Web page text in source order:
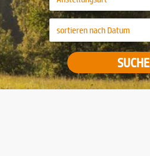
SUCHE